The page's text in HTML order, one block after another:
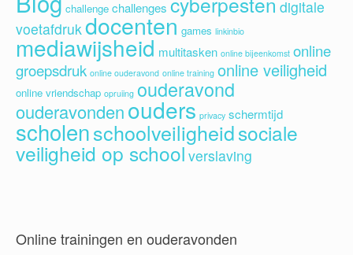
challenge challenges
digitale
voetafdrukdocenten games linkinbio
mediawijsheid multitasken online bijeenkomst online
groepsdruk online ouderavond online training online veiligheid
online vriendschap opruiing ouderavond
ouderavondenouders privacy schermtijd
scholenschoolveiligheidsociale
veiligheid op school verslaving
Online trainingen en ouderavonden